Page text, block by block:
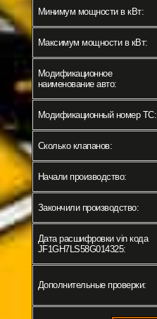
Минимум мощности в кВт:
Максимум мощности в кВт:
Модификационное
наименование авто:
Модификационный номер ТС:
Сколько клапанов:
Начали производство:
Закончили производство:
Дата расшифровки vin кода
JF1GH7LS58G014325:
Дополнительные проверки: